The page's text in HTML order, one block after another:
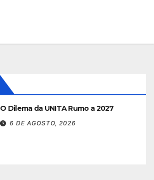
O Dilema da UNITA Rumo a 2027
6 DE AGOSTO, 2026